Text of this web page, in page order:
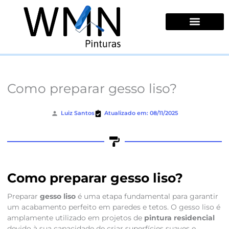
conteúdo
Como preparar gesso liso?
Luiz Santos Atualizado em: 08/11/2025
Como preparar gesso liso?
Preparar gesso lisoé uma etapa fundamental para garantir
um acabamento perfeito em paredes e tetos. O gesso liso é
amplamente utilizado em projetos de pintura residencial